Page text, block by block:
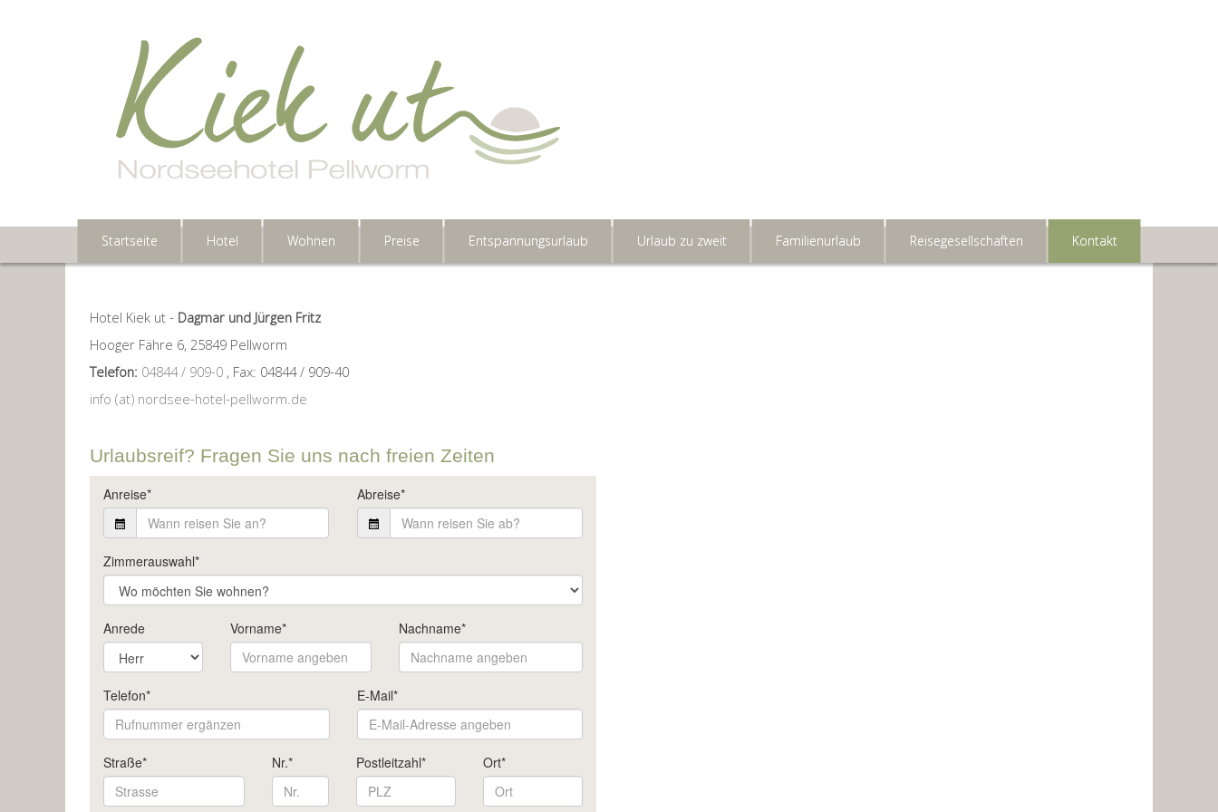
Startseite Hotel Wohnen Preise Entspannungsurlaub Urlaub zu zweit Familienurlaub Reisegesellschaften Kontakt
Hotel Kiek ut - Dagmar und Jürgen Fritz
Hooger Fähre 6, 25849 Pellworm
Telefon: 04844 / 909-0, Fax: 04844 / 909-40
info (at) nordsee-hotel-pellworm.de
Urlaubsreif? Fragen Sie uns nach freien Zeiten